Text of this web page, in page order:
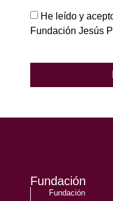
He leído y
Fundación Jesús
Fundación
Fundación